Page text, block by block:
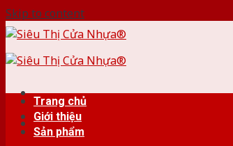
Skip to content
Trang chủ
Giới thiệu
Sản phẩm